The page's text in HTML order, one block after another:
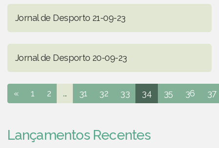
Jornal de Desporto 21-09-23
Jornal de Desporto 20-09-23
« 1 2 ... 31 32 33 34 35 36 37
Lançamentos Recentes